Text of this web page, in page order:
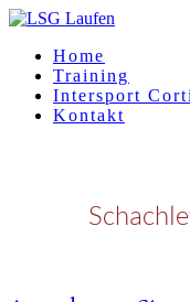
Home
Training
Intersport
Kontakt